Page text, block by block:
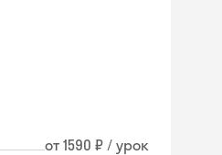
от 1590 ₽ / урок